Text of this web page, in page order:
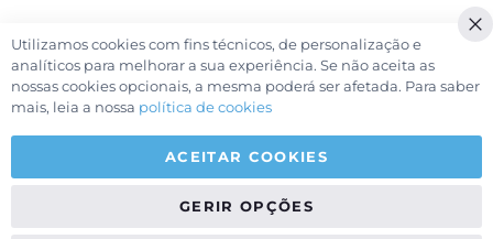
Utilizamos cookies com fins técnicos, de personalização e
analíticos para melhorar a sua experiência. Se não aceita as
nossas cookies opcionais, a mesma poderá ser afetada. Para saber
mais, leia a nossa política de cookies
ACEITAR COOKIES
GERIR OPÇÕES